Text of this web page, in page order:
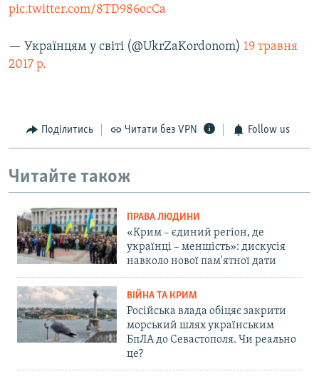
pic.twitter.com/8TD986ocCa
— Українцям у світі (@UkrZaKordonom) 19 травня
2017 р.
Поділитись Читати без VPN Follow us
Читайте також
ПРАВА ЛЮДИНИ
«Крим – єдиний регіон, де
українці – меншість»: дискусія
навколо нової пам'ятної дати
ВІЙНА ТА КРИМ
Російська влада обіцяє закрити
морський шлях українським
БпЛА до Севастополя. Чи реально
це?